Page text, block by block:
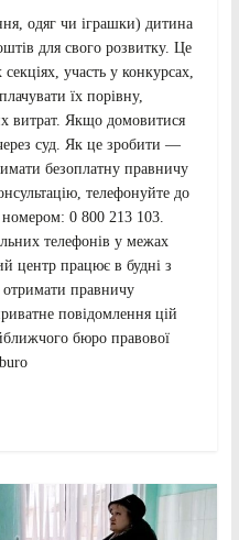
одяг чи іграшки) дитина
для свого розвитку. Це
участь у конкурсах,
їх порівну,
витрат. Якщо домовитися
суд. Як це зробити —
безоплатну правничу
телефонуйте до
0 800 213 103.
телефонів у межах
центр працює в будні з
правничу
повідомлення цій
бюро правової